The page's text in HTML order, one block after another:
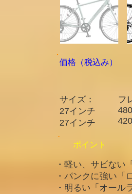
​価格（税込み）
サイズ：
​27インチ
​27インチ
フ
ポイント
・軽い、サビない
・パンクに強い「
・明るい「オール